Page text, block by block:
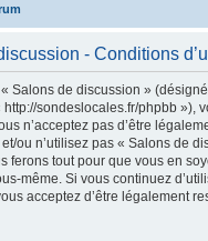
- Conditions
Salons de discussion »
sondeslocales.fr/phpbb »),
n’acceptez pas d’être
et/ou n’utilisez pas « Salons de
ferons tout pour que vous en
même. Si vous continuez
acceptez d’être légalement